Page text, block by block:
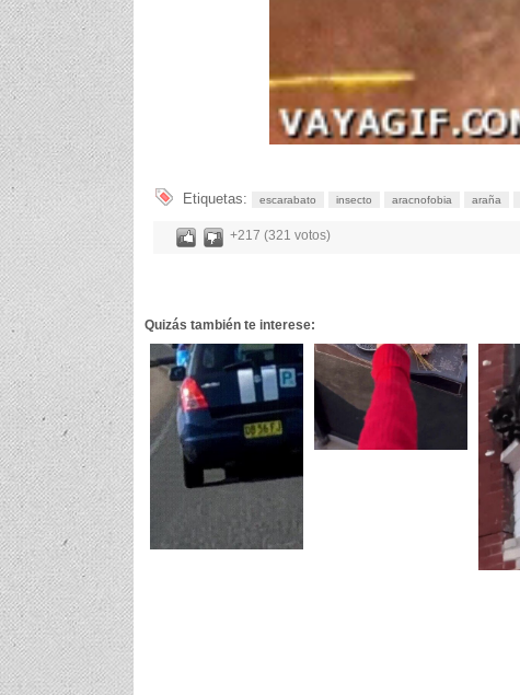
Etiquetas: escarabato insecto aracnofobia araña
+217 (321 votos)
Quizás también te interese: